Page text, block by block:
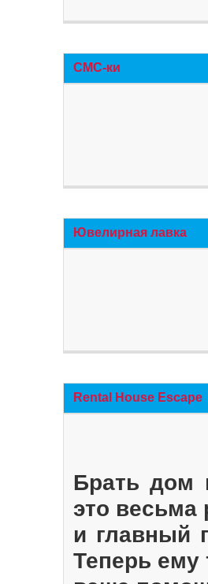
СМС-ки
Ювелирная лавка
Rental House Escape
Брать дом
это весьма
и главный
Теперь ему